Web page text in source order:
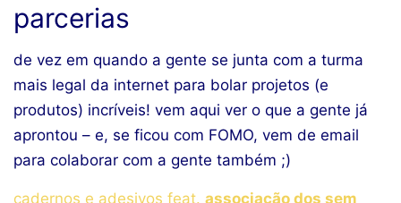
parcerias
de vez em quando a gente se junta com a turma
mais legal da internet para bolar projetos (e
produtos) incríveis! vem aqui ver o que a gente já
aprontou – e, se ficou com FOMO, vem de email
para colaborar com a gente também ;)
cadernos e adesivos feat. associação dos sem